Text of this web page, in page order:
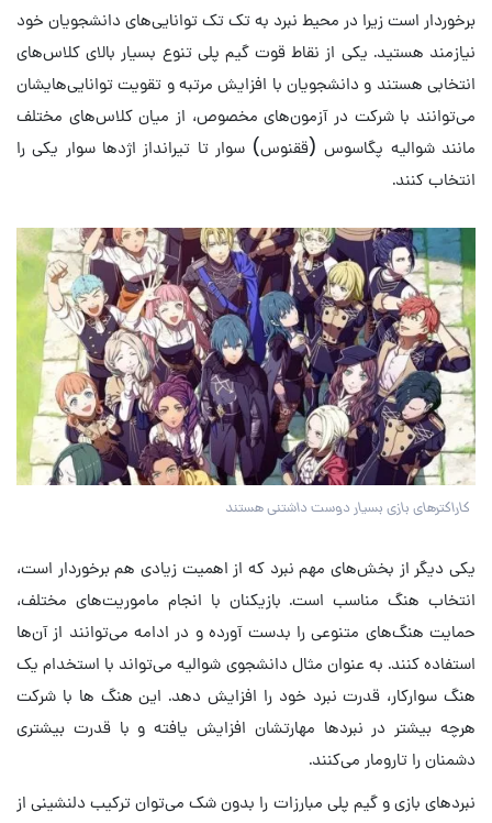
برخوردار است زیرا در محیط نبرد به تک تک توانایی‌های دانشجویان خود
نیازمند هستید. یکی از نقاط قوت گیم پلی تنوع بسیار بالای کلاس‌های
انتخابی هستند و دانشجویان با افزایش مرتبه و تقویت توانایی‌هایشان
می‌توانند با شرکت در آزمون‌های مخصوص، از میان کلاس‌های مختلف
مانند شوالیه پگاسوس (ققنوس) سوار تا تیرانداز اژدها سوار یکی را
انتخاب کنند.
کاراکترهای بازی بسیار دوست داشتنی هستند
یکی دیگر از بخش‌های مهم نبرد که از اهمیت زیادی هم برخوردار است،
انتخاب هنگ مناسب است. بازیکنان با انجام ماموریت‌های مختلف،
حمایت هنگ‌های متنوعی را بدست آورده و در ادامه می‌توانند از آن‌ها
استفاده کنند. به عنوان مثال دانشجوی شوالیه می‌تواند با استخدام یک
هنگ سوارکار، قدرت نبرد خود را افزایش دهد. این هنگ ها با شرکت
هرچه بیشتر در نبردها مهارتشان افزایش یافته و با قدرت بیشتری
دشمنان را تارومار می‌کنند.
نبردهای بازی و گیم پلی مبارزات را بدون شک می‌توان ترکیب دلنشینی از